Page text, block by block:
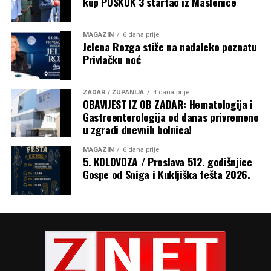
Razmatrajući navješteno Evanđelje u kojem je na riječi
žene: „Blažena utroba koja te nosila i prsi koje si sisao!“,
Isus odgovorio: „Još blaženiji oni koji slušaju riječ Božju i
čuvaju je!“, nadbiskup je rekao da to otkriva pravu
veličinu Marije. „Marija nije blažena samo jer je rodila
povjerovala joj, prihvatila je i ostala joj vjerna tijekom
cijelog života. Prije nego što je rodila Isusa po tijelu,
začela ga je poslušnošću Božjoj riječi.
MAGAZIN 6 dana prije
Jelena Rozga stiže na nadaleko poznatu
Privlačku noć
ZADAR / ŽUPANIJA 4 dana prije
OBAVIJEST IZ OB ZADAR: Hematologija i
Gastroenterologija od danas privremeno
u zgradi dnevnih bolnica!
MAGAZIN 6 dana prije
5. KOLOVOZA / Proslava 512. godišnjice
Gospe od Sniga i Kukljiška fešta 2026.